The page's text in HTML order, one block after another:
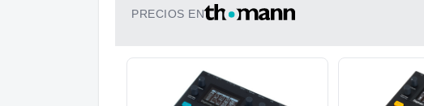
PRECIOS EN